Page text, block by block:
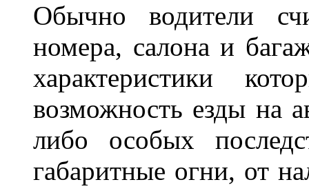
Обычно водители
номера, салона и
характеристики
возможность езды на
либо особых
габаритные огни, от